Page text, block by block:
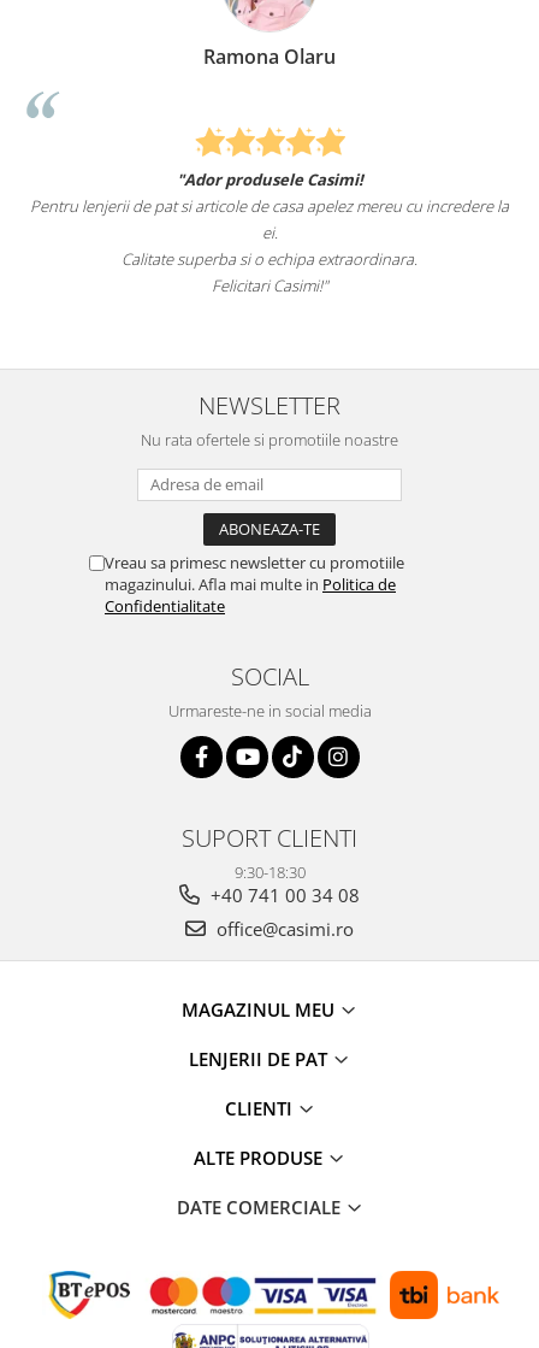
Ramona Olaru
"Ador produsele Casimi!
Pentru lenjerii de pat si articole de casa apelez mereu cu incredere la
Calitate superba si o echipa extraordinara.
Felicitari Casimi!"
NEWSLETTER
Nu rata ofertele si promotiile noastre
Vreau sa primesc newsletter cu promotiile
magazinului. Afla mai multe in Politica de
Confidentialitate
SOCIAL
Urmareste-ne in social media
SUPORT CLIENTI
9:30-18:30
+40 741 00 34 08
office@casimi.ro
MAGAZINUL MEU
LENJERII DE PAT
CLIENTI
ALTE PRODUSE
DATE COMERCIALE